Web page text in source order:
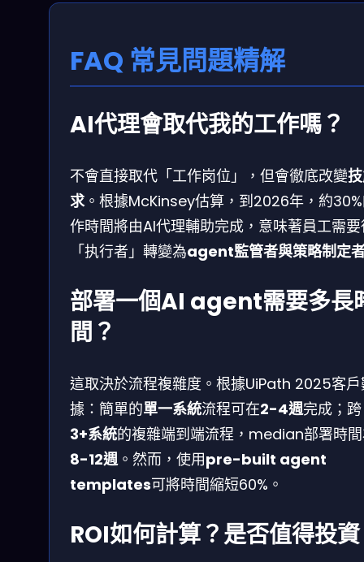
FAQ 常見問題精解
AI代理會取代我的工作嗎？
不會直接取代「工作岗位」，但會徹底改變
求。根據McKinsey估算，到2026年，約
作時間將由AI代理輔助完成，意味著員工需
「执行者」轉變為agent監管者與策略制定
部署一個AI agent需要多長
間？
這取決於流程複雜度。根據UiPath 2025客
據：簡單的單一系統流程可在2-4週完成；跨
3+系統的複雜端到端流程，median部署時
8-12週。然而，使用pre-built agent
templates可將時間縮短60%。
ROI如何計算？是否值得投